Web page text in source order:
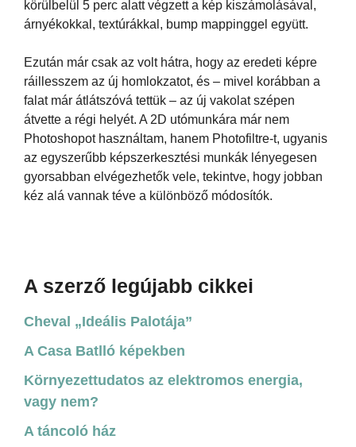
körülbelül 5 perc alatt végzett a kép kiszámolásával,
árnyékokkal, textúrákkal, bump mappinggel együtt.
Ezután már csak az volt hátra, hogy az eredeti képre
ráillesszem az új homlokzatot, és – mivel korábban a
falat már átlátszóvá tettük – az új vakolat szépen
átvette a régi helyét. A 2D utómunkára már nem
Photoshopot használtam, hanem Photofiltre-t, ugyanis
az egyszerűbb képszerkesztési munkák lényegesen
gyorsabban elvégezhetők vele, tekintve, hogy jobban
kéz alá vannak téve a különböző módosítók.
A szerző legújabb cikkei
Cheval „Ideális Palotája”
A Casa Batlló képekben
Környezettudatos az elektromos energia,
vagy nem?
A táncoló ház